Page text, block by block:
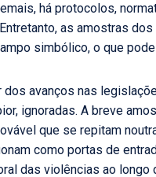
há protocolos,
as amostras
simbólico, o que
dos avanços nas
ignoradas. A breve
que se repitam
como portas de
das violências ao longo